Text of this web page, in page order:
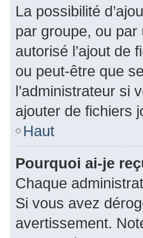
La possibilité
par groupe, ou par
autorisé l’ajout de
ou peut-être que
l’administrateur si
ajouter de fichiers
Haut
Pourquoi ai-je
Chaque
Si vous avez
avertissement.